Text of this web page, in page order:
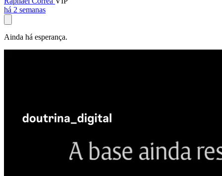
há 2 semanas
Ainda há esperança.